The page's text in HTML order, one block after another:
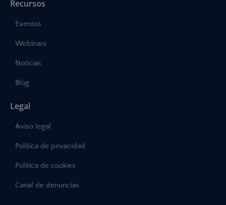
Recursos
Eventos
Webinars
Noticias
Blog
Legal
Aviso legal
Política de privacidad
Política de cookies
Canal de denuncias